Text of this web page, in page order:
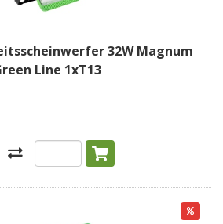
32W Magnum
Line 1xT13